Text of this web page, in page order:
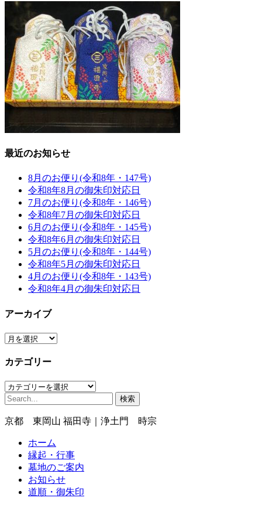
最近のお知らせ
8月のお便り(令和8年・147号)
令和8年8月の御朱印対応日
7月のお便り(令和8年・146号)
令和8年7月の御朱印対応日
6月のお便り(令和8年・145号)
令和8年6月の御朱印対応日
5月のお便り(令和8年・144号)
令和8年5月の御朱印対応日
4月のお便り(令和8年・143号)
令和8年4月の御朱印対応日
アーカイブ
ア
カ
ブ
カテゴリー
カ
テ
リ
検
京都 東岡山 福田寺｜浄土門 時宗
ホーム
縁起・行事
墓地のご案内
お知らせ
道順・御朱印